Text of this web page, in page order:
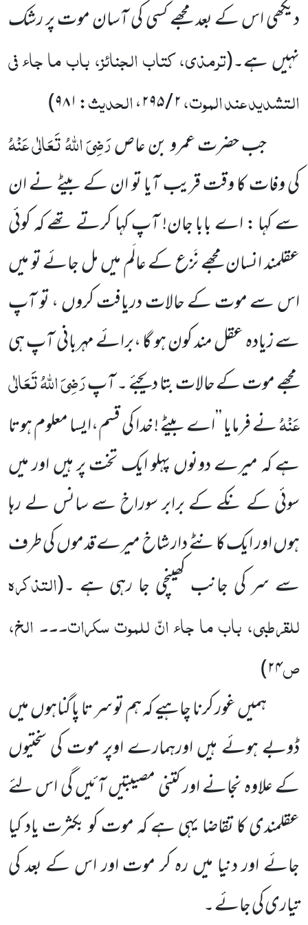
دیکھی اس کے بعد مجھے کسی کی آسان موت پر رشک
نہیں ہے۔(ترمذی، کتاب الجنائز، باب ما جاء فی
التشدید عند الموت،۲ / ۲۹۵ ،الحدیث:۹۸۱)
جب حضرت عمرو بن عاصرَضِیَ اللہُ تَعَالٰی عَنْہُ
کی وفات کا وقت قریب آیا تو ان کے بیٹے نے ان
سے کہا : اے بابا جان! آپ کہا کرتے تھے کہ کوئی
عقلمند انسان مجھے نَزع کے عالَم میں مل جائے تو میں
اس سے موت کے حالات دریافت کروں ، تو آپ
سے زیادہ عقل مند کون ہو گا ،برائے مہربانی آپ ہی
مجھے موت کے حالات بتا دیجئے ۔ آپرَضِیَ اللہُ تَعَالٰی
عَنْہُنے فرمایا ’’اے بیٹے ! خدا کی قسم،ایسا معلوم ہوتا
ہے کہ میرے دونوں پہلو ایک تخت پر ہیں اور میں
سوئی کے نکے کے برابر سوراخ سے سانس لے رہا
ہوں اور ایک کانٹے دار شاخ میرے قدموں کی طرف
سے سر کی جانب کھینچی جا رہی ہے ۔(التذکرہ
للقرطبی، باب ما جاء انّ للموت سکرات۔۔۔ الخ،
ص۲۴)
ہمیں غور کرنا چاہیے کہ ہم تو سر تا پا گناہوں میں
ڈوبے ہوئے ہیں اورہمارے اوپر موت کی سختیوں
کے علاوہ نجانے اور کتنی مصیبتیں آئیں گی اس لئے
عقلمندی کا تقاضا یہی ہے کہ موت کو بکثرت یاد کیا
جائے اور دنیا میں رہ کر موت اور اس کے بعد کی
تیاری کی جائے ۔